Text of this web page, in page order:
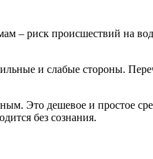
– риск происшествий на
и слабые стороны.
Это дешевое и простое
без сознания.